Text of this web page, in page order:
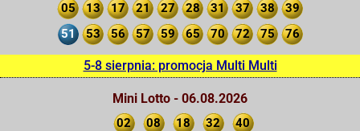
05 13 17 21 27 28 31 37 38
39
51
53 56 57 59 65 70 72 75 76
5-8 sierpnia: promocja Multi Multi
Mini Lotto - 06.08.2026
02 08 18 32 40